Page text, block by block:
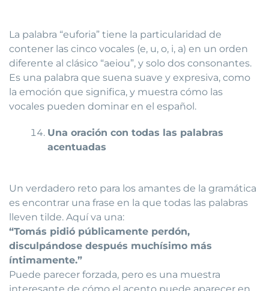
La palabra “euforia” tiene la particularidad de
contener las cinco vocales (e, u, o, i, a) en un orden
diferente al clásico “aeiou”, y solo dos consonantes.
Es una palabra que suena suave y expresiva, como
la emoción que significa, y muestra cómo las
vocales pueden dominar en el español.
Una oración con todas las palabras
acentuadas
Un verdadero reto para los amantes de la gramática
es encontrar una frase en la que todas las palabras
lleven tilde. Aquí va una:
“Tomás pidió públicamente perdón,
disculpándose después muchísimo más
íntimamente.”
Puede parecer forzada, pero es una muestra